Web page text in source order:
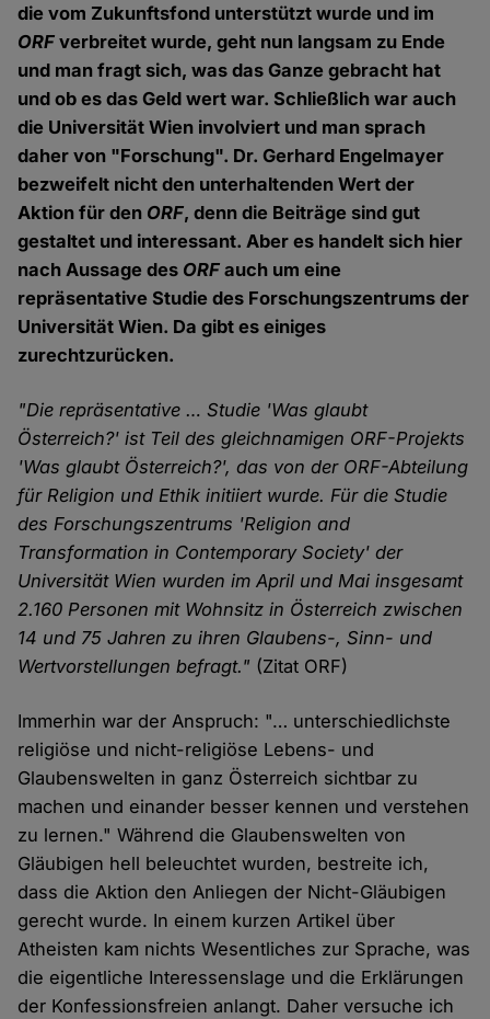
die vom Zukunftsfond unterstützt wurde und im
ORF verbreitet wurde, geht nun langsam zu Ende
und man fragt sich, was das Ganze gebracht hat
und ob es das Geld wert war. Schließlich war auch
die Universität Wien involviert und man sprach
daher von "Forschung". Dr. Gerhard Engelmayer
bezweifelt nicht den unterhaltenden Wert der
Aktion für den ORF, denn die Beiträge sind gut
gestaltet und interessant. Aber es handelt sich hier
nach Aussage des ORFauch um eine
repräsentative Studie des Forschungszentrums der
Universität Wien. Da gibt es einiges
zurechtzurücken.
"Die repräsentative … Studie 'Was glaubt
Österreich?' ist Teil des gleichnamigen ORF-Projekts
'Was glaubt Österreich?', das von der ORF-Abteilung
für Religion und Ethik initiiert wurde. Für die Studie
des Forschungszentrums 'Religion and
Transformation in Contemporary Society' der
Universität Wien wurden im April und Mai insgesamt
2.160 Personen mit Wohnsitz in Österreich zwischen
14 und 75 Jahren zu ihren Glaubens-, Sinn- und
Wertvorstellungen befragt." (Zitat ORF)
Immerhin war der Anspruch: "… unterschiedlichste
religiöse und nicht-religiöse Lebens- und
Glaubenswelten in ganz Österreich sichtbar zu
machen und einander besser kennen und verstehen
zu lernen." Während die Glaubenswelten von
Gläubigen hell beleuchtet wurden, bestreite ich,
dass die Aktion den Anliegen der Nicht-Gläubigen
gerecht wurde. In einem kurzen Artikel über
Atheisten kam nichts Wesentliches zur Sprache, was
die eigentliche Interessenslage und die Erklärungen
der Konfessionsfreien anlangt. Daher versuche ich